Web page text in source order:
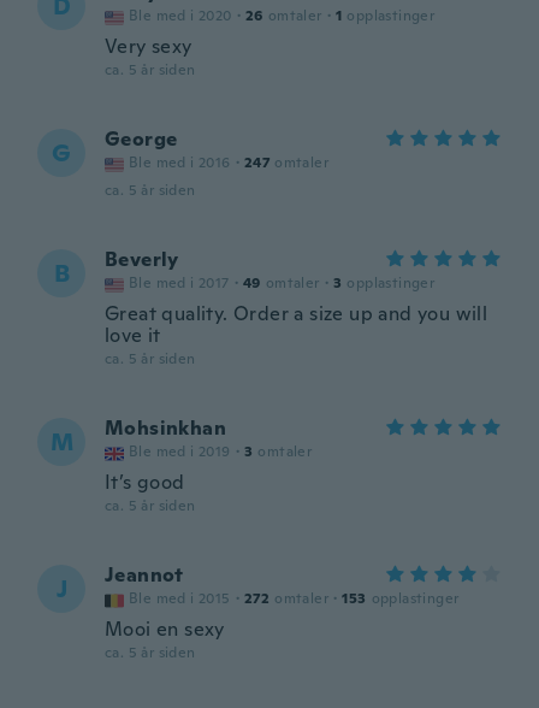
Ble med i 2020 · 26 omtaler · 1 opplastinger
Very sexy
ca. 5 år siden
G George
Ble med i 2016 · 247 omtaler
ca. 5 år siden
B Beverly
Ble med i 2017 · 49 omtaler · 3 opplastinger
Great quality. Order a size up and you will
love it
ca. 5 år siden
M Mohsinkhan
Ble med i 2019 · 3 omtaler
It’s good
ca. 5 år siden
J Jeannot
Ble med i 2015 · 272 omtaler · 153 opplastinger
Mooi en sexy
ca. 5 år siden